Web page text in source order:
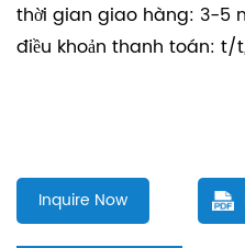
thời gian giao hàng: 3-5
điều khoản thanh toán:
Inquire Now